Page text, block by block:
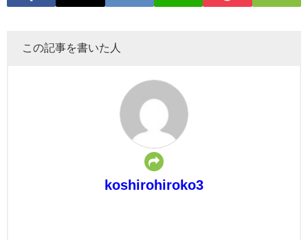
この記事を書いた人
koshirohiroko3